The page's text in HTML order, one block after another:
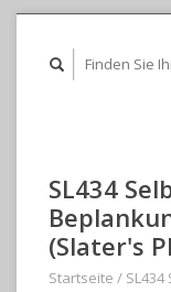
SL434
(Slater's
Startseite /